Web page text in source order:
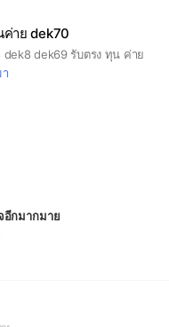
ค่าย dek70
dek8 dek69 รับตรง ทุน ค่าย
อีกมากมาย